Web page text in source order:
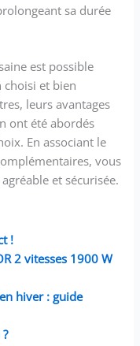
sa durée
est possible
choisi et bien
leurs avantages
ont été abordés
En associant le
vous
et sécurisée.
!
2 vitesses 1900 W
hiver : guide